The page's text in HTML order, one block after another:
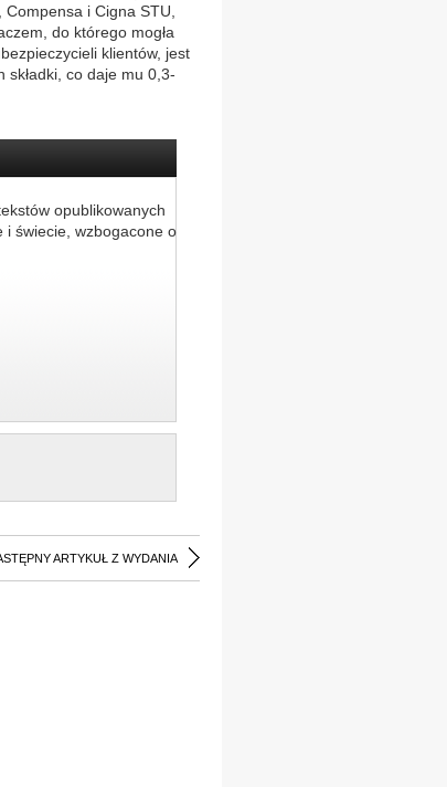
Compensa i Cigna STU,
do którego mogła
klientów, jest
składki, co daje mu 0,3-
opublikowanych
i świecie, wzbogacone o
ARTYKUŁ Z WYDANIA